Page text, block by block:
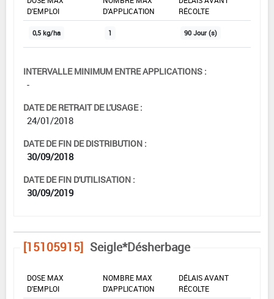
D'EMPLOI
D'APPLICATION
RÉCOLTE
0,5 kg/ha 1 90 Jour (s)
INTERVALLE MINIMUM ENTRE APPLICATIONS :
-
DATE DE RETRAIT DE L'USAGE :
24/01/2018
DATE DE FIN DE DISTRIBUTION :
30/09/2018
DATE DE FIN D'UTILISATION :
30/09/2019
[15105915] Seigle*Désherbage
DOSE MAX
D'EMPLOI
NOMBRE MAX
D'APPLICATION
DÉLAIS AVANT
RÉCOLTE